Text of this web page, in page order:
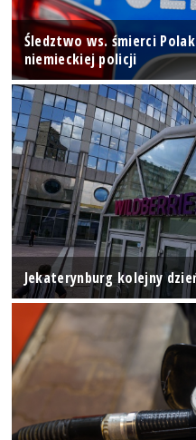
Śledztwo ws. śmierci
niemieckiej policji
Jekaterynburg kolejny